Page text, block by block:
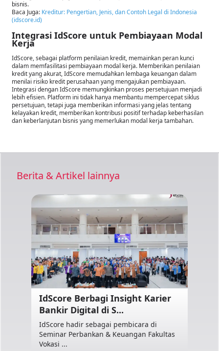
bisnis.
Baca Juga: Kreditur: Pengertian, Jenis, dan Contoh Legal di Indonesia
(idscore.id)
Integrasi IdScore untuk Pembiayaan Modal
Kerja
IdScore, sebagai platform penilaian kredit, memainkan peran kunci
dalam memfasilitasi pembiayaan modal kerja. Memberikan penilaian
kredit yang akurat, IdScore memudahkan lembaga keuangan dalam
menilai risiko kredit perusahaan yang mengajukan pembiayaan.
Integrasi dengan IdScore memungkinkan proses persetujuan menjadi
lebih efisien. Platform ini tidak hanya membantu mempercepat siklus
persetujuan, tetapi juga memberikan informasi yang jelas tentang
kelayakan kredit, memberikan kontribusi positif terhadap keberhasilan
dan keberlanjutan bisnis yang memerlukan modal kerja tambahan.
Berita & Artikel lainnya
IdScore Berbagi Insight Karier
Bankir Digital di S...
IdScore hadir sebagai pembicara di
Seminar Perbankan & Keuangan Fakultas
Vokasi ...